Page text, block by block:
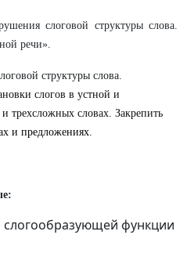
слоговой структуры слова.
речи».
структуры слова.
слогов в устной и
трехсложных словах. Закрепить
и предложениях.
слогообразующей функции